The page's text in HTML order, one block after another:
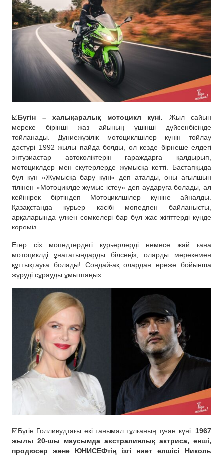
☑️Бүгін – халықаралық мотоцикл күні. Жыл сайын
мереке бірінші жаз айының үшінші дүйсенбісінде
тойланады. Дүниежүзілік мотоциклшілер күнін тойлау
дәстүрі 1992 жылы пайда болды, ол кезде бірнеше елдегі
энтузиастар автокөліктерін гараждарға қалдырып,
мотоциклдер мен скутерлерде жұмысқа кетті. Бастапқыда
бұл күн «Жұмысқа бару күні» деп аталды, оны ағылшын
тілінен «Мотоциклде жұмыс істеу» деп аударуға болады, ал
кейінірек біртіндеп Мотоциклшілер күніне айналды.
Қазақстанда курьер кәсібі мопедпен байланысты,
арқаларында үлкен сөмкелері бар бұл жас жігіттерді күнде
көреміз.
Егер сіз мопедтердегі курьерлерді немесе жай ғана
мотоциклді ұнататындарды білсеңіз, оларды мерекемен
құттықтауға болады! Сондай-ақ олардан ереже бойынша
жүруді сұрауды ұмытпаңыз.
☑️Бүгін Голливудтағы екі танымал тұлғаның туған күні. 1967
жылы 20-шы маусымда австралиялық актриса, әнші,
продюсер және ЮНИСЕФтің ізгі ниет елшісі Николь